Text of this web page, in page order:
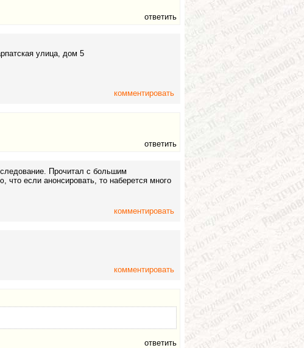
ответить
улица, дом 5
комментировать
ответить
Прочитал с большим
если анонсировать, то наберется много
комментировать
комментировать
ответить